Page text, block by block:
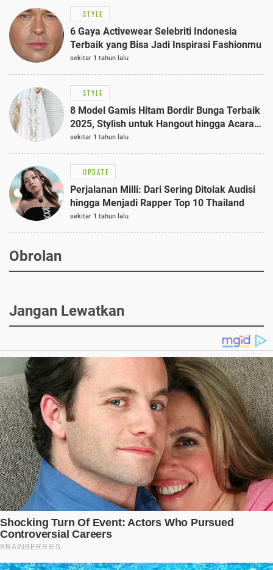
STYLE
6 Gaya Activewear Selebriti Indonesia
Terbaik yang Bisa Jadi Inspirasi Fashionmu
sekitar 1 tahun lalu
STYLE
8 Model Gamis Hitam Bordir Bunga Terbaik
2025, Stylish untuk Hangout hingga Acara
Semi-Formal
sekitar 1 tahun lalu
UPDATE
Perjalanan Milli: Dari Sering Ditolak Audisi
hingga Menjadi Rapper Top 10 Thailand
sekitar 1 tahun lalu
Obrolan
Jangan Lewatkan